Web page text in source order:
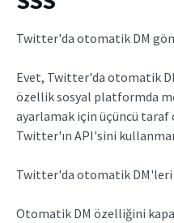
Twitter'da otomatik DM
Evet, Twitter'da otomatik
özellik sosyal platformda
ayarlamak için üçüncü taraf
Twitter'ın API'sini
Twitter'da otomatik DM'leri
Otomatik DM özelliğini